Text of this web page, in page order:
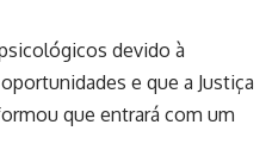
devido à
e que a Justiça
que entrará com um